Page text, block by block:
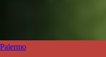
Palermo